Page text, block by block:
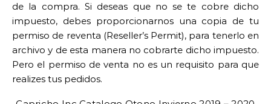
de la compra. Si deseas que no se te cobre dicho
impuesto, debes proporcionarnos una copia de tu
permiso de reventa (Reseller’s Permit), para tenerlo en
archivo y de esta manera no cobrarte dicho impuesto.
Pero el permiso de venta no es un requisito para que
realizes tus pedidos.